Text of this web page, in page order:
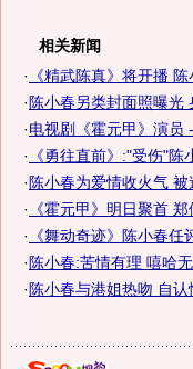
相关新闻
· 《精武陈真》将开播
· 陈小春另类封面照曝光
·电视剧《霍元甲》演员
· 《勇往直前》:"受伤"陈
· 陈小春为爱情收火气
· 《霍元甲》明日聚首
· 《舞动奇迹》陈小春
· 陈小春:苦情有理 嘻哈
· 陈小春与港姐热吻 自